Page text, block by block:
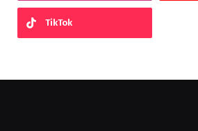
TikTok